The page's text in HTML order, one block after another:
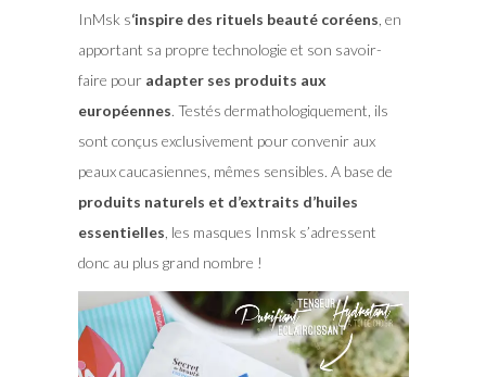
InMsk s‘inspire des rituels beauté coréens , en
apportant sa propre technologie et son savoir-
faire pour adapter ses produits aux
européennes. Testés dermathologiquement, ils
sont conçus exclusivement pour convenir aux
peaux caucasiennes, mêmes sensibles. A base de
produits naturels et d’extraits d’huiles
essentielles , les masques Inmsk s’adressent
donc au plus grand nombre !